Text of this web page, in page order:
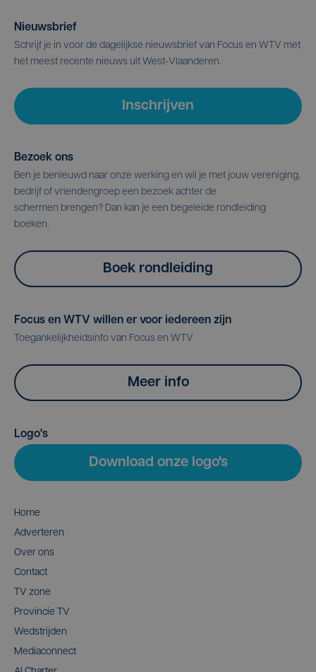
Nieuwsbrief
Schrijf je in voor de dagelijkse nieuwsbrief van Focus en WTV met
het meest recente nieuws uit West-Vlaanderen.
Inschrijven
Bezoek ons
Ben je benieuwd naar onze werking en wil je met jouw vereniging,
bedrijf of vriendengroep een bezoek achter de
schermen brengen? Dan kan je een begeleide rondleiding
boeken.
Boek rondleiding
Focus en WTV willen er voor iedereen zijn
Toegankelijkheidsinfo van Focus en WTV
Meer info
Logo's
Download onze logo's
Home
Adverteren
Over ons
Contact
TV zone
Provincie TV
Wedstrijden
Mediaconnect